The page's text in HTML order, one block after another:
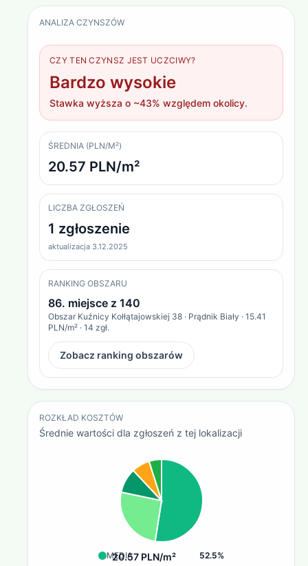
ANALIZA CZYNSZÓW
CZY TEN CZYNSZ JEST UCZCIWY?
Bardzo wysokie
Stawka wyższa o ~43% względem okolicy.
ŚREDNIA (PLN/M²)
20.57 PLN/m²
LICZBA ZGŁOSZEŃ
1 zgłoszenie
aktualizacja 3.12.2025
RANKING OBSZARU
86. miejsce z 140
Obszar Kuźnicy Kołłątajowskiej 38 · Prądnik Biały · 15.41
PLN/m² · 14 zgł.
Zobacz ranking obszarów
ROZKŁAD KOSZTÓW
Średnie wartości dla zgłoszeń z tej lokalizacji
20.57 PLN/m²
MEDIA 52.5%